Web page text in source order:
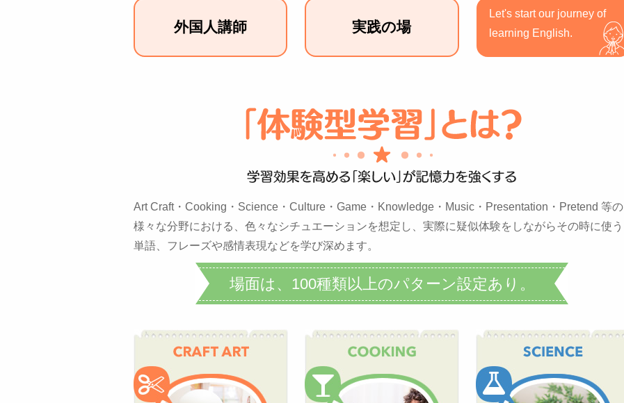
外国人講師 実践の場
Let's start our journey of
learning English.
Art Craft・Cooking・Science・Culture・Game・Knowledge・Music・Presentation・Pretend 等の
様々な分野における、色々なシチュエーションを想定し、実際に疑似体験をしながらその時に使う
単語、フレーズや感情表現などを学び深めます。
場面は、100種類以上のパターン設定あり。